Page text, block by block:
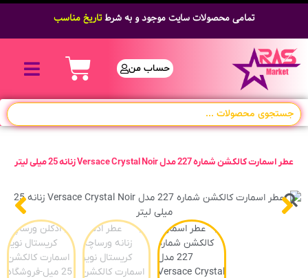
تمامی محصولات سایت موجود و به شرطتاریخ مناسب
حساب من
عطر اسمارت کالکشن شماره 227 مدل Versace Crystal Noir زنانه 25 میلی لیتر